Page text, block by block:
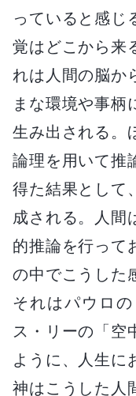
っていると感じ
覚はどこから来
れは人間の脳か
まな環境や事柄
生み出される。
論理を用いて推
得た結果として
成される。人間
的推論を行って
の中でこうした
それはパウロ
ス・リーの「空
ように、人生に
神はこうした人